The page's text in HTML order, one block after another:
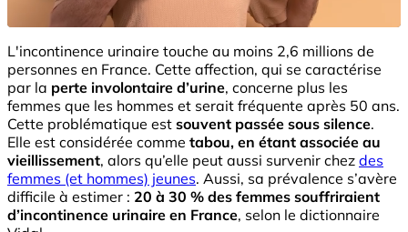
L'incontinence urinaire touche au moins 2,6 millions de
personnes en France. Cette affection, qui se caractérise
par la perte involontaire d’urine, concerne plus les
femmes que les hommes et serait fréquente après 50 ans.
Cette problématique est souvent passée sous silence.
Elle est considérée comme tabou, en étant associée au
vieillissement, alors qu’elle peut aussi survenir chez des
femmes (et hommes) jeunes. Aussi, sa prévalence s’avère
difficile à estimer : 20 à 30 % des femmes souffriraient
d’incontinence urinaire en France, selon le dictionnaire